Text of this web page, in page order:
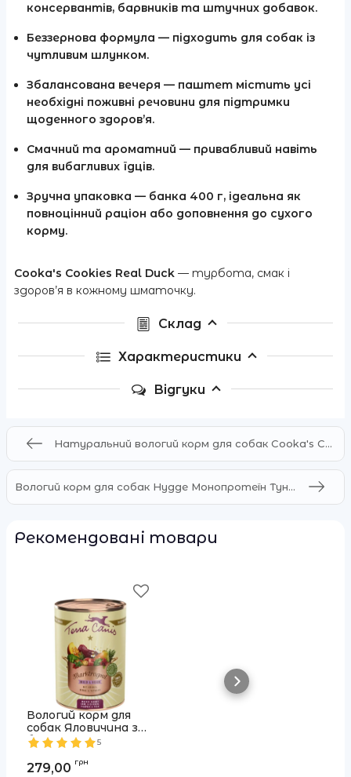
консервантів, барвників та штучних добавок.
Беззернова формула — підходить для собак із
чутливим шлунком.
Збалансована вечеря — паштет містить усі
необхідні поживні речовини для підтримки
щоденного здоров’я.
Смачний та ароматний — привабливий навіть
для вибагливих їдців.
Зручна упаковка — банка 400 г, ідеальна як
повноцінний раціон або доповнення до сухого
корму.
Cooka's Cookies Real Duck — турбота, смак і
здоров’я в кожному шматочку.
Склад
Характеристики
Відгуки
Натуральний вологий корм для собак Cooka's Cookies 95% Свинина з лісовими ягодами та картоплею
Вологий корм для собак Hygge Монопротеїн Тунець з цукіні та морквою Hygge
Рекомендовані товари
Вологий корм для
собак Яловичина з
броколі, чорницею
та шавлією Markt-
Ragout Terracanis
Артикул: 4260755970034
5
279,00 грн